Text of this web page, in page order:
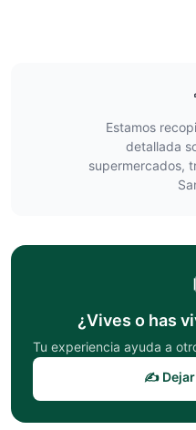
Estamos
detallada
supermercados,
¿Vives o has
Tu experiencia ayuda a
✍️ Dejar